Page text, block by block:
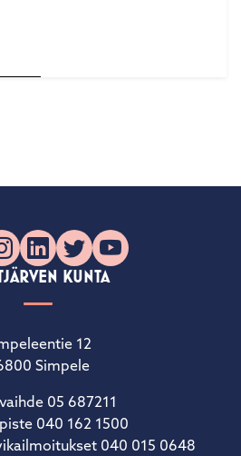
LinkedIn
X YouTube
KUNTA
12
Simpele
05 687211
040 162 1500
vikailmoitukset 040 015 0648